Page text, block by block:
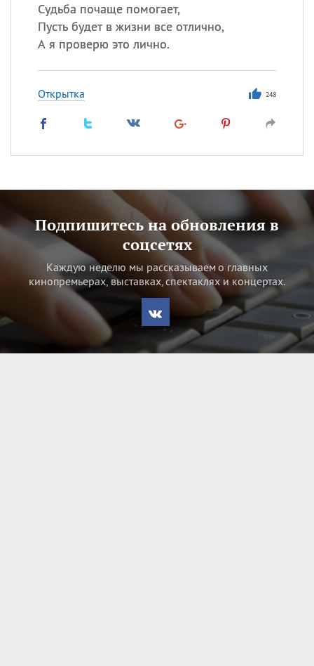
Судьба почаще помогает,
Пусть будет в жизни все отлично,
А я проверю это лично.
Открытка 248
Подпишитесь на обновления в
соцсетях
Каждую неделю мы рассказываем о главных
кинопремьерах, выставках, спектаклях и концертах.